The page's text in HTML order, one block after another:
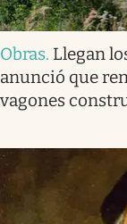
Obras. Llegan
anunció que
vagones